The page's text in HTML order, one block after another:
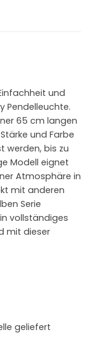
und
Pendelleuchte.
65 cm langen
und Farbe
werden, bis zu
Modell eignet
Atmosphäre in
mit anderen
Serie
vollständiges
mit dieser
geliefert